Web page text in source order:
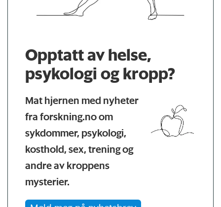
Opptatt av helse,
psykologi og kropp?
Mat hjernen med nyheter
fra forskning.no om
sykdommer, psykologi,
kosthold, sex, trening og
andre av kroppens
mysterier.